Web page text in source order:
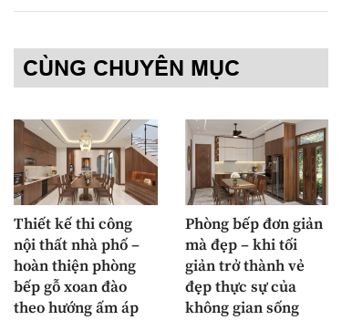
CÙNG CHUYÊN MỤC
Thiết kế thi công
nội thất nhà phố –
hoàn thiện phòng
bếp gỗ xoan đào
theo hướng ấm áp
Phòng bếp đơn giản
mà đẹp – khi tối
giản trở thành vẻ
đẹp thực sự của
không gian sống